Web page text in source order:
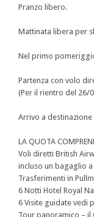
Pranzo libero.
Mattinata libera per
Nel primo
Partenza con volo
(Per il rientro del 26/
Arrivo a
LA QUOTA
Voli diretti British
incluso un bagaglio
Trasferimenti in
6 Notti Hotel Royal
6 Visite guidate vedi
Tour panoramico –